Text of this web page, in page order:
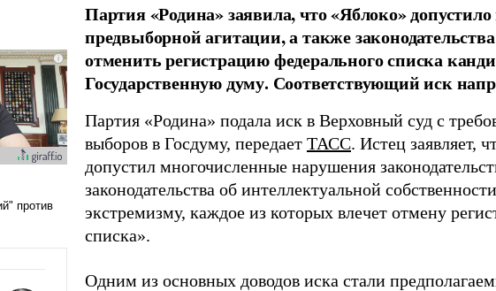
Партия «Родина» заявила, что «Яблоко»
предвыборной агитации, а также
отменить регистрацию федерального списка
Государственную думу. Соответствующий иск
Партия «Родина» подала иск в Верховный суд с
выборов в Госдуму, передает ТАСС. Истец заявляет,
допустил многочисленные нарушения
законодательства об интеллектуальной
экстремизму, каждое из которых влечет отмену
списка».
Одним из основных доводов иска стали